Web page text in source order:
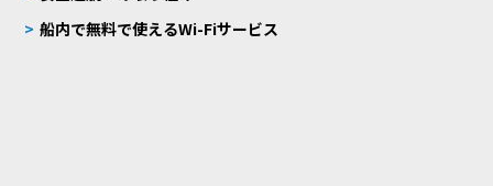
船内で無料で使えるWi-Fiサービス